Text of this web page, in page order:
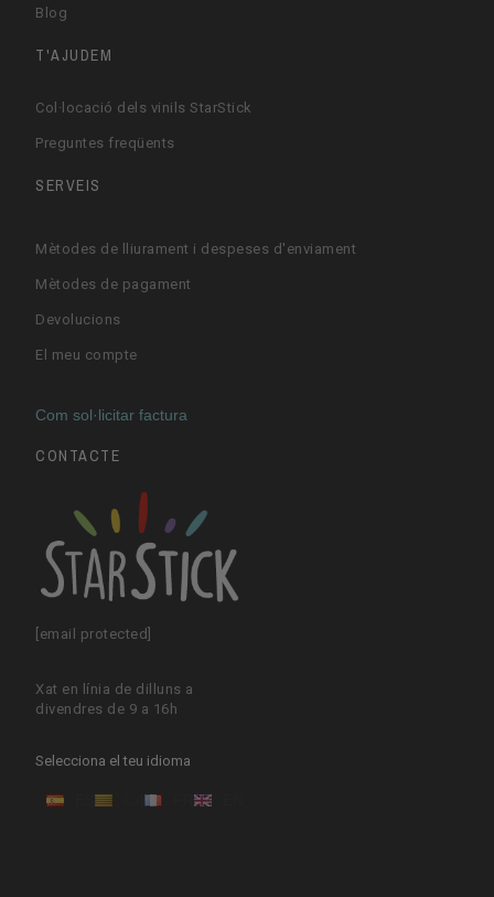
Blog
T'AJUDEM
Col·locació dels vinils StarStick
Preguntes freqüents
SERVEIS
Mètodes de lliurament i despeses d'enviament
Mètodes de pagament
Devolucions
El meu compte
Com sol·licitar factura
CONTACTE
[email protected]
Xat en línia de dilluns a
divendres de 9 a 16h
Selecciona el teu idioma
ES CA FR